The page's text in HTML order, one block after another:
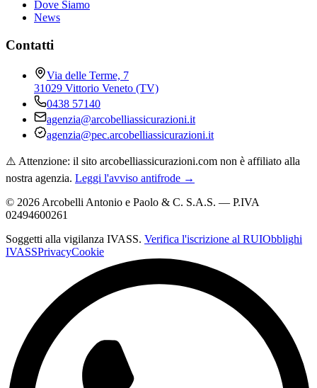
Dove Siamo
News
Contatti
Via delle Terme, 7
31029 Vittorio Veneto (TV)
0438 57140
agenzia@arcobelliassicurazioni.it
agenzia@pec.arcobelliassicurazioni.it
⚠️ Attenzione: il sito arcobelliassicurazioni.com non è affiliato alla
nostra agenzia. Leggi l'avviso antifrode →
© 2026 Arcobelli Antonio e Paolo & C. S.A.S. — P.IVA
02494600261
Soggetti alla vigilanza IVASS. Verifica l'iscrizione al RUIObblighi
IVASSPrivacyCookie